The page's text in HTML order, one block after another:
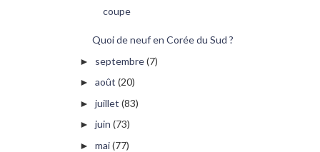
coupe
Quoi de neuf en Corée du Sud ?
► septembre(7)
► août (20)
► juillet (83)
► juin (73)
► mai(77)